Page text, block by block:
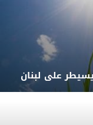
على لبنان